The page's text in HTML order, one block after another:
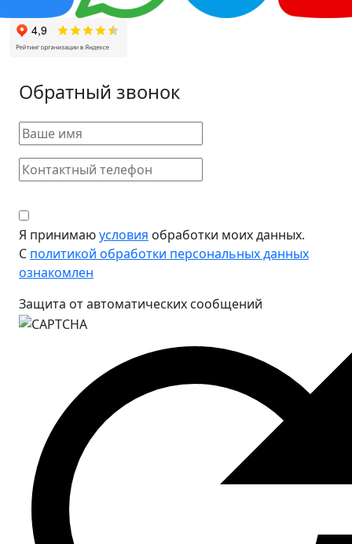
Обратный звонок
Я принимаюусловия обработки моих данных.
С политикой обработки персональных данных
ознакомлен
Защита от автоматических сообщений